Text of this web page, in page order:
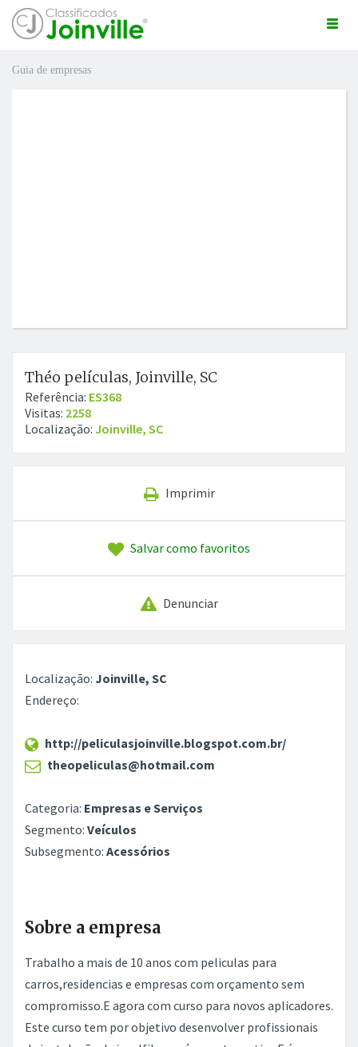
Guia de empresas
Théo películas, Joinville, SC
Referência: ES368
Visitas: 2258
Localização: Joinville, SC
Imprimir
Salvar como favoritos
Denunciar
Localização: Joinville, SC
Endereço:
http://peliculasjoinville.blogspot.com.br/
theopeliculas@hotmail.com
Categoria: Empresas e Serviços
Segmento: Veículos
Subsegmento: Acessórios
Sobre a empresa
Trabalho a mais de 10 anos com peliculas para
carros,residencias e empresas com orçamento sem
compromisso.E agora com curso para novos aplicadores.
Este curso tem por objetivo desenvolver profissionais
GRÁTIS